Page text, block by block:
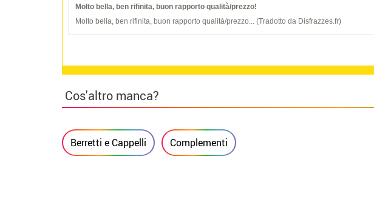
Molto bella, ben rifinita, buon rapporto qualità/prezzo!
Molto bella, ben rifinita, buon rapporto qualità/prezzo... (Tradotto da Disfrazzes.fr)
Cos'altro manca?
Berretti e Cappelli Complementi